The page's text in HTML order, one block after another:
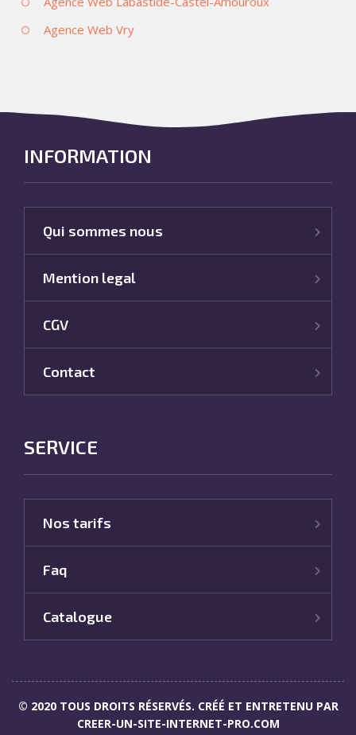
Agence Web Vry
INFORMATION
Qui sommes nous
Mention legal
CGV
Contact
SERVICE
Nos tarifs
Faq
Catalogue
© 2020 TOUS DROITS RÉSERVÉS. CRÉÉ ET ENTRETENU PAR
CREER-UN-SITE-INTERNET-PRO.COM